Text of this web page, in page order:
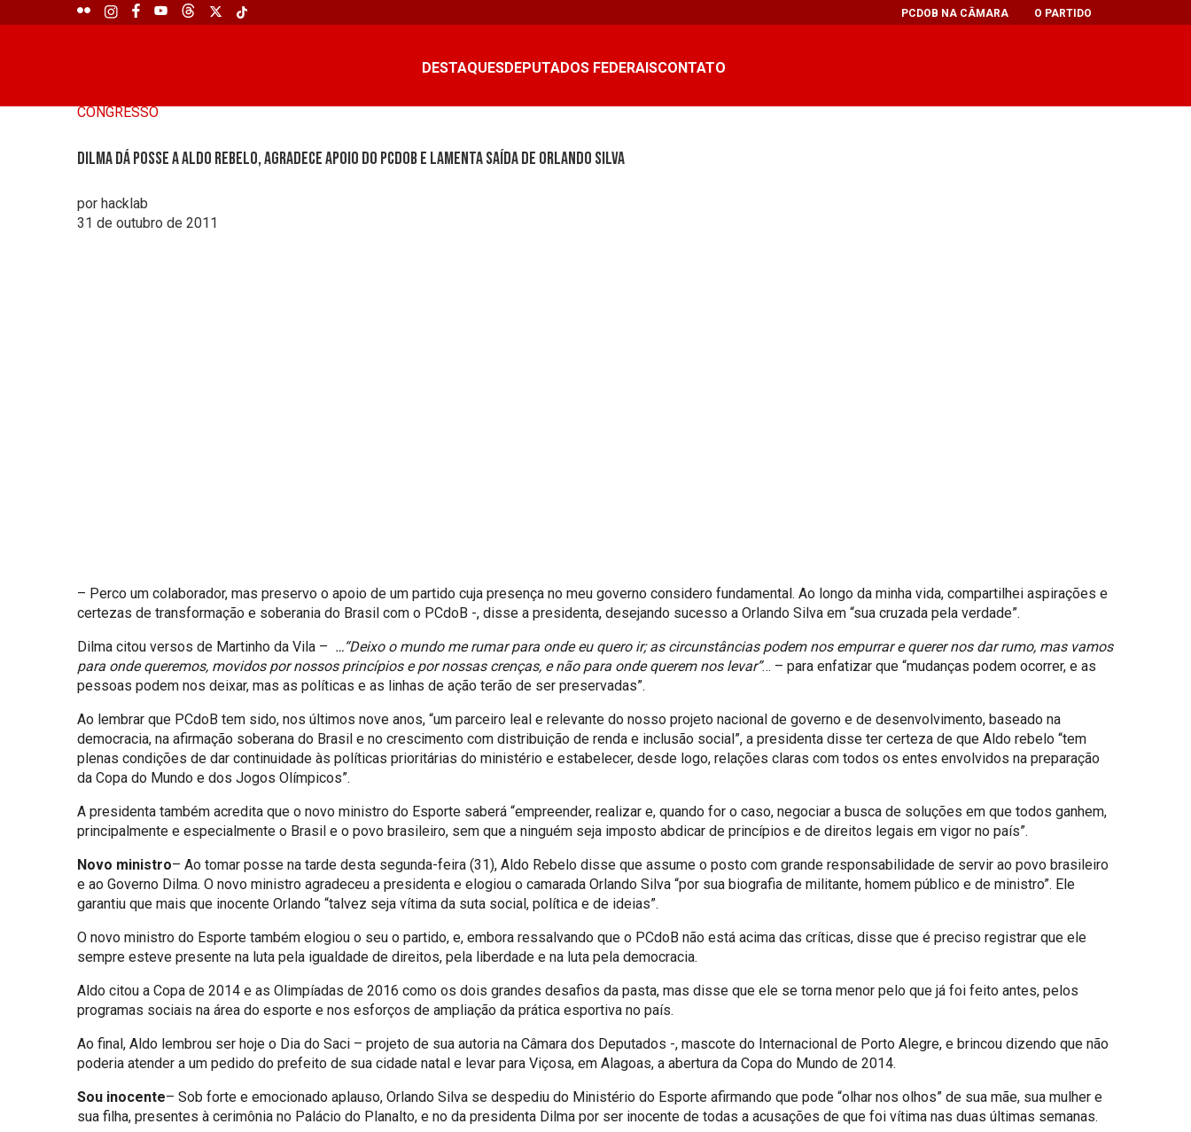
PCDOB NA CÂMARA O PARTIDO
DESTAQUESDEPUTADOS FEDERAISCONTATO
CONGRESSO
Dilma dá posse a Aldo Rebelo, agradece apoio do PCdoB e lamenta saída de Orlando Silva
por hacklab
31 de outubro de 2011
– Perco um colaborador, mas preservo o apoio de um partido cuja presença no meu governo considero fundamental. Ao longo da minha vida, compartilhei aspirações e
certezas de transformação e soberania do Brasil com o PCdoB -, disse a presidenta, desejando sucesso a Orlando Silva em “sua cruzada pela verdade”.
Dilma citou versos de Martinho da Vila – …“Deixo o mundo me rumar para onde eu quero ir; as circunstâncias podem nos empurrar e querer nos dar rumo, mas vamos
para onde queremos, movidos por nossos princípios e por nossas crenças, e não para onde querem nos levar”… – para enfatizar que “mudanças podem ocorrer, e as
pessoas podem nos deixar, mas as políticas e as linhas de ação terão de ser preservadas”.
Ao lembrar que PCdoB tem sido, nos últimos nove anos, “um parceiro leal e relevante do nosso projeto nacional de governo e de desenvolvimento, baseado na
democracia, na afirmação soberana do Brasil e no crescimento com distribuição de renda e inclusão social”, a presidenta disse ter certeza de que Aldo rebelo “tem
plenas condições de dar continuidade às políticas prioritárias do ministério e estabelecer, desde logo, relações claras com todos os entes envolvidos na preparação
da Copa do Mundo e dos Jogos Olímpicos”.
A presidenta também acredita que o novo ministro do Esporte saberá “empreender, realizar e, quando for o caso, negociar a busca de soluções em que todos ganhem,
principalmente e especialmente o Brasil e o povo brasileiro, sem que a ninguém seja imposto abdicar de princípios e de direitos legais em vigor no país”.
Novo ministro– Ao tomar posse na tarde desta segunda-feira (31), Aldo Rebelo disse que assume o posto com grande responsabilidade de servir ao povo brasileiro
e ao Governo Dilma. O novo ministro agradeceu a presidenta e elogiou o camarada Orlando Silva “por sua biografia de militante, homem público e de ministro”. Ele
garantiu que mais que inocente Orlando “talvez seja vítima da suta social, política e de ideias”.
O novo ministro do Esporte também elogiou o seu o partido, e, embora ressalvando que o PCdoB não está acima das críticas, disse que é preciso registrar que ele
sempre esteve presente na luta pela igualdade de direitos, pela liberdade e na luta pela democracia.
Aldo citou a Copa de 2014 e as Olimpíadas de 2016 como os dois grandes desafios da pasta, mas disse que ele se torna menor pelo que já foi feito antes, pelos
programas sociais na área do esporte e nos esforços de ampliação da prática esportiva no país.
Ao final, Aldo lembrou ser hoje o Dia do Saci – projeto de sua autoria na Câmara dos Deputados -, mascote do Internacional de Porto Alegre, e brincou dizendo que não
poderia atender a um pedido do prefeito de sua cidade natal e levar para Viçosa, em Alagoas, a abertura da Copa do Mundo de 2014.
Sou inocente– Sob forte e emocionado aplauso, Orlando Silva se despediu do Ministério do Esporte afirmando que pode “olhar nos olhos” de sua mãe, sua mulher e
sua filha, presentes à cerimônia no Palácio do Planalto, e no da presidenta Dilma por ser inocente de todas a acusações de que foi vítima nas duas últimas semanas.